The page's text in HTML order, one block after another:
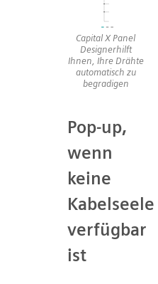
Capital X Panel
Designerhilft
Ihnen, Ihre Drähte
automatisch zu
begradigen
Pop-up,
wenn
keine
Kabelseele
verfügbar
ist